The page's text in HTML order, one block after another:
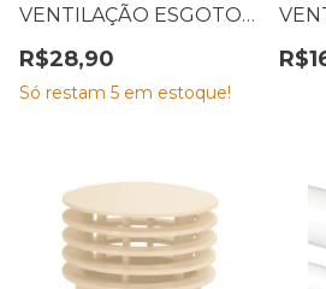
VENTILAÇÃO ESGOTO
R$28,90
Só restam 5 em estoque!